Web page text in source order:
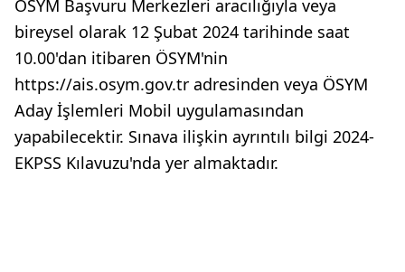
ÖSYM Başvuru Merkezleri aracılığıyla veya
bireysel olarak 12 Şubat 2024 tarihinde saat
10.00'dan itibaren ÖSYM'nin
https://ais.osym.gov.tr adresinden veya ÖSYM
Aday İşlemleri Mobil uygulamasından
yapabilecektir. Sınava ilişkin ayrıntılı bilgi 2024-
EKPSS Kılavuzu'nda yer almaktadır.